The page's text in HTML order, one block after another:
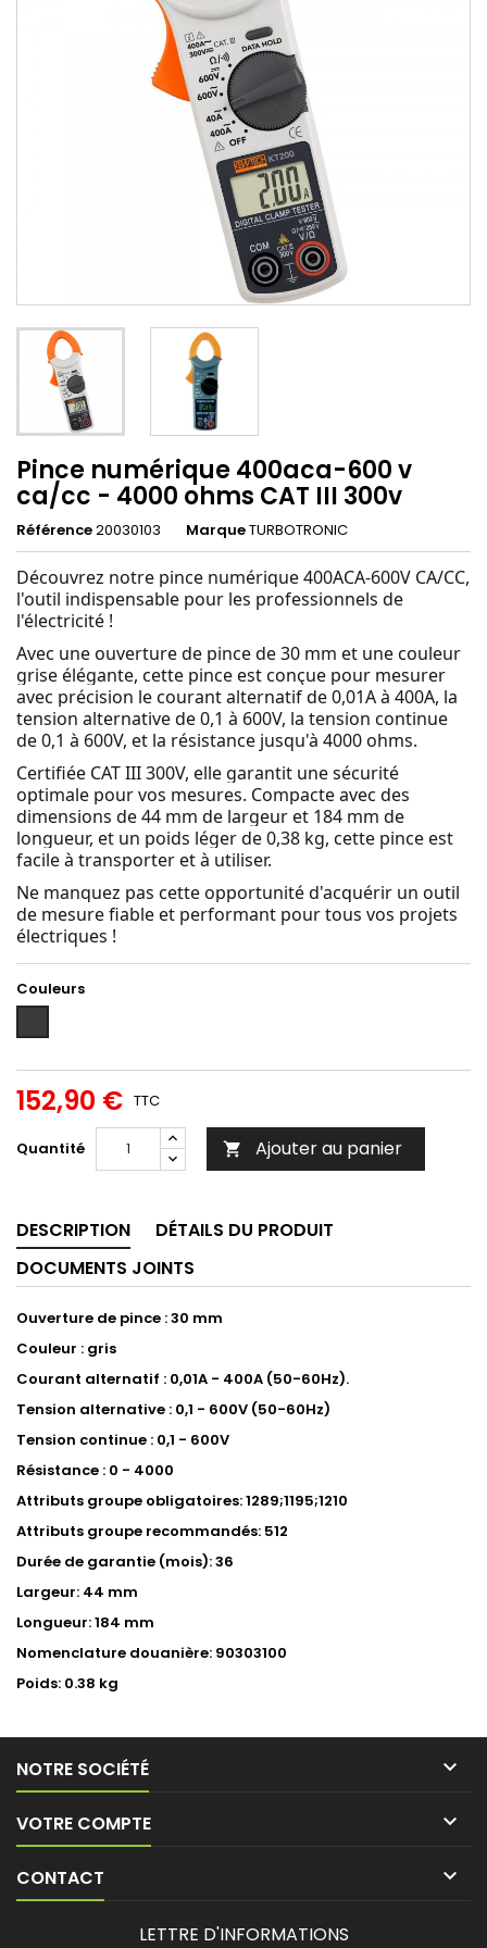
Pince numérique 400aca-600 v
ca/cc - 4000 ohms CAT III 300v
Référence20030103 MarqueTURBOTRONIC
Découvrez notre pince numérique 400ACA-600V CA/CC,
l'outil indispensable pour les professionnels de
l'électricité !
Avec une ouverture de pince de 30 mm et une couleur
grise élégante, cette pince est conçue pour mesurer
avec précision le courant alternatif de 0,01A à 400A, la
tension alternative de 0,1 à 600V, la tension continue
de 0,1 à 600V, et la résistance jusqu'à 4000 ohms.
Certifiée CAT III 300V, elle garantit une sécurité
optimale pour vos mesures. Compacte avec des
dimensions de 44 mm de largeur et 184 mm de
longueur, et un poids léger de 0,38 kg, cette pince est
facile à transporter et à utiliser.
Ne manquez pas cette opportunité d'acquérir un outil
de mesure fiable et performant pour tous vos projets
électriques !
Couleurs
anthracite
152,90 € TTC
Quantité  Ajouter au panier
DESCRIPTION
DÉTAILS DU PRODUIT
DOCUMENTS JOINTS
Ouverture de pince : 30 mm
Couleur : gris
Courant alternatif : 0,01A - 400A (50-60Hz).
Tension alternative : 0,1 - 600V (50-60Hz)
Tension continue : 0,1 - 600V
Résistance : 0 - 4000
Attributs groupe obligatoires: 1289;1195;1210
Attributs groupe recommandés: 512
Durée de garantie (mois): 36
Largeur: 44 mm
Longueur: 184 mm
Nomenclature douanière: 90303100
Poids: 0.38 kg
NOTRE SOCIÉTÉ 
VOTRE COMPTE 
CONTACT 
LETTRE D'INFORMATIONS